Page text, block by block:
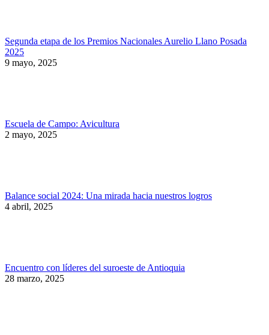
Segunda etapa de los Premios Nacionales Aurelio Llano Posada
2025
9 mayo, 2025
Escuela de Campo: Avicultura
2 mayo, 2025
Balance social 2024: Una mirada hacia nuestros logros
4 abril, 2025
Encuentro con líderes del suroeste de Antioquia
28 marzo, 2025